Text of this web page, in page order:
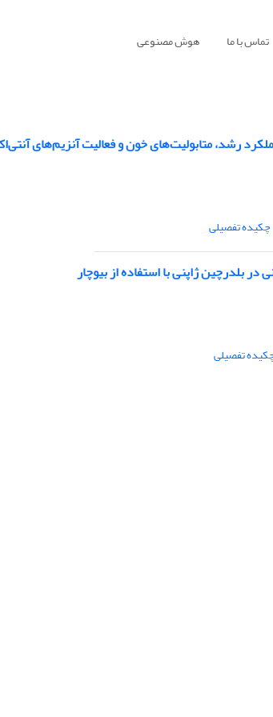
تماس با ما هوش مصنوعی
رشد، متابولیت‌های خون و فعالیت آنزیم‌های
چکیده تفصیلی
بلدرچین ژاپنی با استفاده از بیوچار
تفصیلی